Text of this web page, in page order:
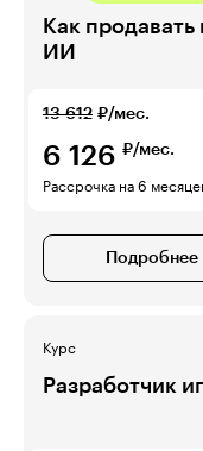
Как
ИИ
13 612 ₽/мес.
6 126 ₽/мес.
Рассрочка на 6
Подробнее
Курс
Разработчик